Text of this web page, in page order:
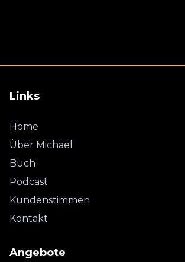
Links
Home
Über Michael
Buch
Podcast
Kundenstimmen
Kontakt
Angebote